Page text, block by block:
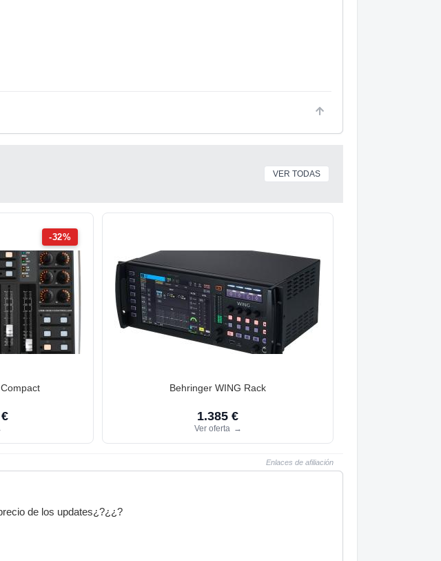
VER TODAS
-32%
Behringer WING Rack
1.385 €
Ver oferta →
Enlaces de afiliación
de los updates¿?¿¿?